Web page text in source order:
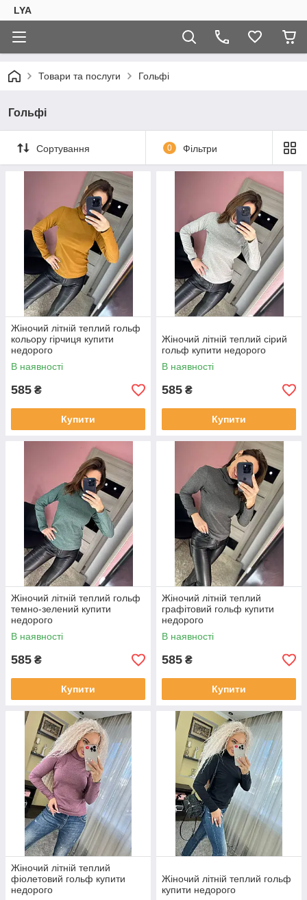
LYA
Товари та послуги Гольфі
Гольфі
Сортування 0 Фільтри
Жіночий літній теплий гольф
кольору гірчиця купити
недорого
В наявності
585 ₴
Купити
Жіночий літній теплий сірий
гольф купити недорого
В наявності
585 ₴
Купити
Жіночий літній теплий гольф
темно-зелений купити
недорого
В наявності
585 ₴
Купити
Жіночий літній теплий
графітовий гольф купити
недорого
В наявності
585 ₴
Купити
Жіночий літній теплий
фіолетовий гольф купити
недорого
Жіночий літній теплий гольф
купити недорого